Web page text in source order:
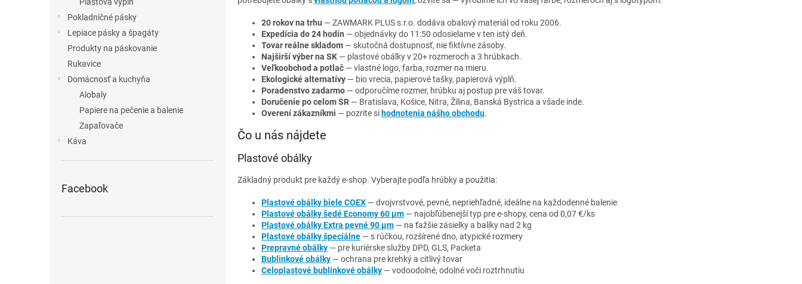
Pokladničné pásky
Lepiace pásky a špagáty
Produkty na páskovanie
Rukavice
Domácnosť a kuchyňa
Alobaly
Papiere na pečenie a balenie
Zapaľovače
Káva
Facebook
20 rokov na trhu — ZAWMARK PLUS s.r.o. dodáva obalový materiál od roku 2006.
Expedícia do 24 hodín — objednávky do 11:50 odosielame v ten istý deň.
Tovar reálne skladom — skutočná dostupnosť, nie fiktívne zásoby.
Najširší výber na SK — plastové obálky v 20+ rozmeroch a 3 hrúbkach.
Veľkoobchod a potlač — vlastné logo, farba, rozmer na mieru.
Ekologické alternatívy — bio vrecia, papierové tašky, papierová výplň.
Poradenstvo zadarmo — odporučíme rozmer, hrúbku aj postup pre váš tovar.
Doručenie po celom SR — Bratislava, Košice, Nitra, Žilina, Banská Bystrica a všade inde.
Overení zákazníkmi — pozrite si hodnotenia nášho obchodu.
Čo u nás nájdete
Plastové obálky
Základný produkt pre každý e-shop. Vyberajte podľa hrúbky a použitia:
Plastové obálky biele COEX — dvojvrstvové, pevné, nepriehľadné, ideálne na každodenné balenie
Plastové obálky šedé Economy 60 µm — najobľúbenejší typ pre e-shopy, cena od 0,07 €/ks
Plastové obálky Extra pevné 90 µm — na ťažšie zásielky a balíky nad 2 kg
Plastové obálky špeciálne — s rúčkou, rozšírené dno, atypické rozmery
Prepravné obálky — pre kuriérske služby DPD, GLS, Packeta
Bublinkové obálky — ochrana pre krehký a citlivý tovar
Celoplastové bublinkové obálky — vodoodolné, odolné voči roztrhnutiu